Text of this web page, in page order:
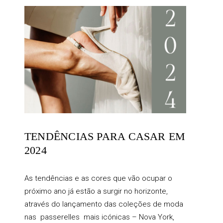
TENDÊNCIAS PARA CASAR EM
2024
As tendências e as cores que vão ocupar o
próximo ano já estão a surgir no horizonte,
através do lançamento das coleções de moda
nas passerelles mais icónicas – Nova York,